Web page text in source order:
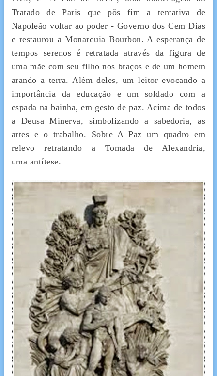
Tratado de Paris que pôs fim a tentativa de
Napoleão voltar ao poder - Governo dos Cem Dias
e restaurou a Monarquia Bourbon. A esperança de
tempos serenos é retratada através da figura de
uma mãe com seu filho nos braços e de um homem
arando a terra. Além deles, um leitor evocando a
importância da educação e um soldado com a
espada na bainha, em gesto de paz. Acima de todos
a Deusa Minerva, simbolizando a sabedoria, as
artes e o trabalho. Sobre A Paz um quadro em
relevo retratando a Tomada de Alexandria,
uma antítese.